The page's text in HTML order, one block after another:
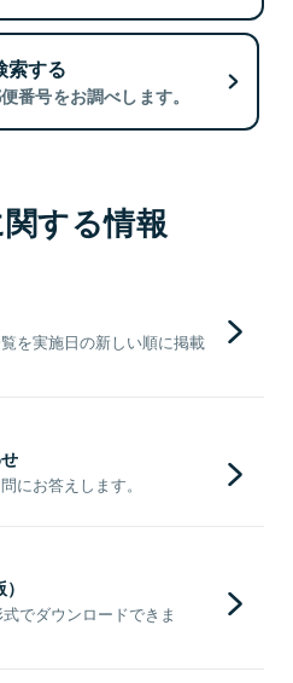
索する
番号をお調べします。
する情報
を実施日の新しい順に掲載
にお答えします。
でダウンロードできま